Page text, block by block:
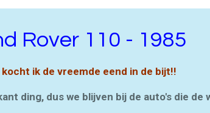
Rover 110 - 1985
ik de vreemde eend in de bijt!!
ding, dus we blijven bij de auto's die